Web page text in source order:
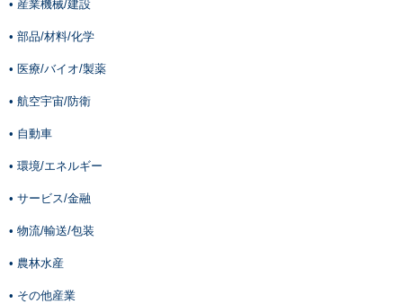
• 産業機械/建設
• 部品/材料/化学
• 医療/バイオ/製薬
• 航空宇宙/防衛
• 自動車
• 環境/エネルギー
• サービス/金融
• 物流/輸送/包装
• 農林水産
• その他産業